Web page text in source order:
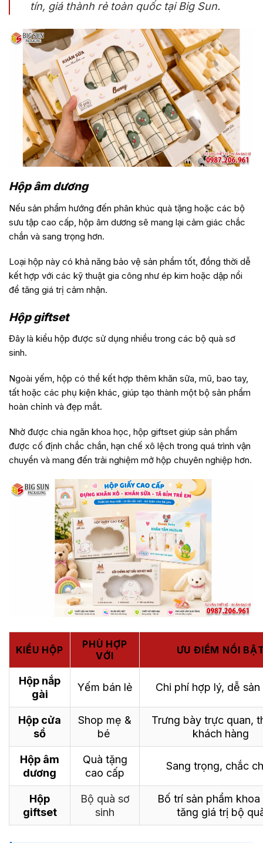
tín, giá thành rẻ toàn quốc tại Big Sun.
Hộp âm dương
Nếu sản phẩm hướng đến phân khúc quà tặng hoặc các bộ
sưu tập cao cấp, hộp âm dương sẽ mang lại cảm giác chắc
chắn và sang trọng hơn.
Loại hộp này có khả năng bảo vệ sản phẩm tốt, đồng thời dễ
kết hợp với các kỹ thuật gia công như ép kim hoặc dập nổi
để tăng giá trị cảm nhận.
Hộp giftset
Đây là kiểu hộp được sử dụng nhiều trong các bộ quà sơ
sinh.
Ngoài yếm, hộp có thể kết hợp thêm khăn sữa, mũ, bao tay,
tất hoặc các phụ kiện khác, giúp tạo thành một bộ sản phẩm
hoàn chỉnh và đẹp mắt.
Nhờ được chia ngăn khoa học, hộp giftset giúp sản phẩm
được cố định chắc chắn, hạn chế xô lệch trong quá trình vận
chuyển và mang đến trải nghiệm mở hộp chuyên nghiệp hơn.
KIỂU HỘP
PHÙ HỢP
VỚI
ƯU ĐIỂM NỔI
Hộp nắp
gài
Yếm bán lẻ Chi phí hợp lý, dễ
Hộp cửa
sổ
Shop mẹ &
bé
Trưng bày trực quan,
khách hàng
Hộp âm
dương
Quà tặng
cao cấp
Sang trọng, chắc
Hộp
giftset
Bộ quà sơ
sinh
Bố trí sản phẩm
tăng giá trị bộ